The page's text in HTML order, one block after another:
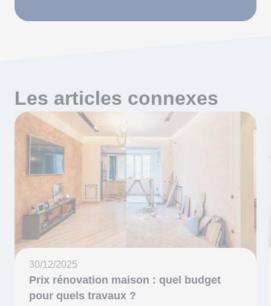
Les articles connexes
30/12/2025
Prix rénovation maison : quel budget
pour quels travaux ?